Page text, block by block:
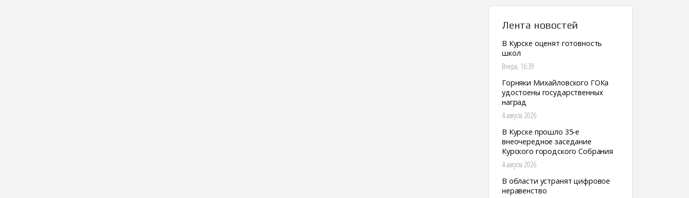
Лента новостей
В Курске оценят готовность
школ
Вчера, 16:39
Горняки Михайловского ГОКа
удостоены государственных
наград
4 августа 2026
В Курске прошло 35-е
внеочередное заседание
Курского городского Собрания
4 августа 2026
В области устранят цифровое
неравенство